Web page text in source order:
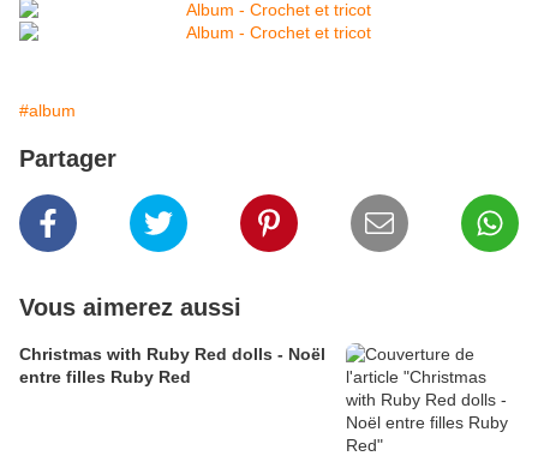
#album
Partager
Vous aimerez aussi
Christmas with Ruby Red dolls - Noël
entre filles Ruby Red